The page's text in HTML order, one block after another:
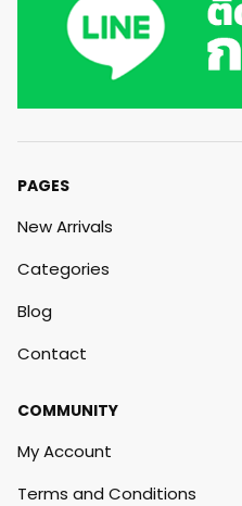
PAGES
New Arrivals
Categories
Blog
Contact
COMMUNITY
My Account
Terms and Conditions